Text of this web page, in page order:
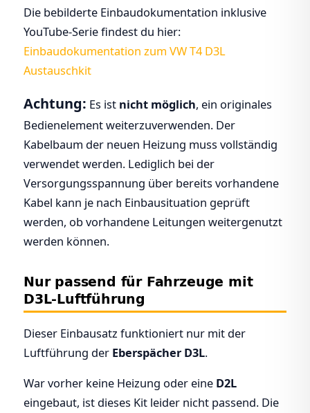
Die bebilderte Einbaudokumentation inklusive
YouTube-Serie findest du hier:
Einbaudokumentation zum VW T4 D3L
Austauschkit
Achtung: Es ist nicht möglich, ein originales
Bedienelement weiterzuverwenden. Der
Kabelbaum der neuen Heizung muss vollständig
verwendet werden. Lediglich bei der
Versorgungsspannung über bereits vorhandene
Kabel kann je nach Einbausituation geprüft
werden, ob vorhandene Leitungen weitergenutzt
werden können.
Nur passend für Fahrzeuge mit
D3L-Luftführung
Dieser Einbausatz funktioniert nur mit der
Luftführung der Eberspächer D3L.
War vorher keine Heizung oder eine D2L
eingebaut, ist dieses Kit leider nicht passend. Die